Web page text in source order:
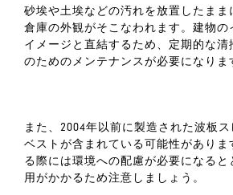
砂埃や土埃などの汚れを放置したまま
倉庫の外観がそこなわれます。建物の
イメージと直結するため、定期的な
のためのメンテナンスが必要になりま
また、2004年以前に製造された波板
ベストが含まれている可能性がありま
る際には環境への配慮が必要になる
用がかかるため注意しましょう。